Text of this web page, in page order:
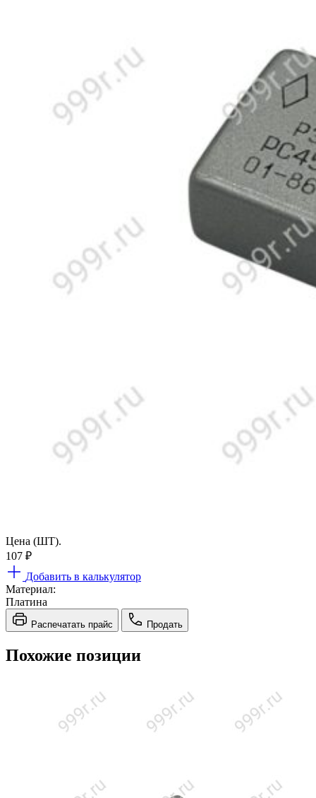
Цена (ШТ).
107 ₽
Добавить в калькулятор
Материал:
Платина
Распечатать прайс Продать
Похожие позиции